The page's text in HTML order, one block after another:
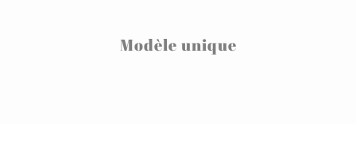
Modèle unique